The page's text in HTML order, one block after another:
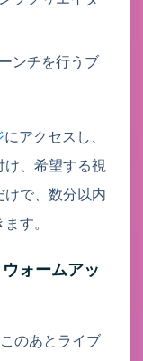
ンチを行うブ
にアクセスし、
け、希望する視
で、数分以内
す。
ォームアッ
のあとライブ